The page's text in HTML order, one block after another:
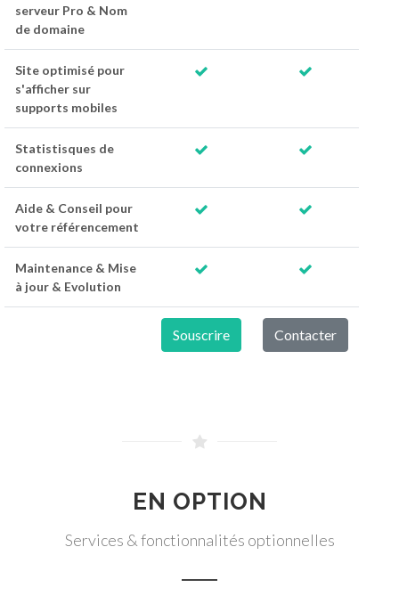
serveur Pro & Nom
de domaine
Site optimisé pour
s'afficher sur
supports mobiles
Statistisques de
connexions
Aide & Conseil pour
votre référencement
Maintenance & Mise
à jour & Evolution
Souscrire Contacter
EN OPTION
Services & fonctionnalités optionnelles